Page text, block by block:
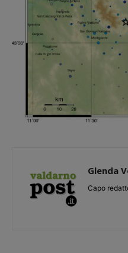
Glenda
Capo